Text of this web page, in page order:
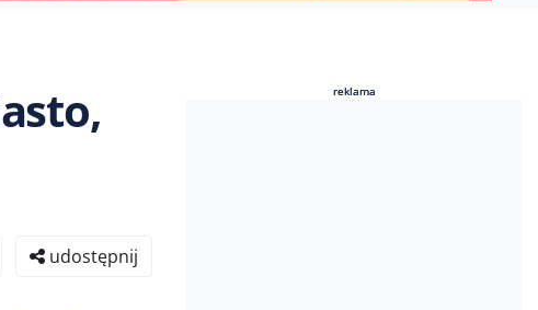
udostępnij
reklama
reklama